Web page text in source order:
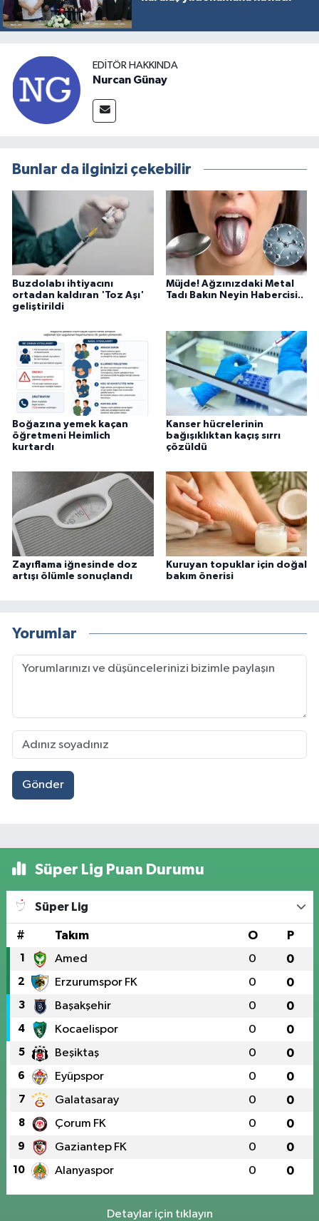
EDITÖR HAKKINDA
Nurcan Günay
Bunlar da ilginizi çekebilir
Buzdolabı ihtiyacını
ortadan kaldıran 'Toz Aşı'
geliştirildi
Müjde! Ağzınızdaki Metal
Tadı Bakın Neyin Habercisi..
Boğazına yemek kaçan
öğretmeni Heimlich
kurtardı
Kanser hücrelerinin
bağışıklıktan kaçış sırrı
çözüldü
Zayıflama iğnesinde doz
artışı ölümle sonuçlandı
Kuruyan topuklar için doğal
bakım önerisi
Yorumlar
Gönder
Süper Lig Puan Durumu
Süper Lig
# Takım O P
1 Amed 0 0
2 Erzurumspor FK 0 0
3 Başakşehir 0 0
4 Kocaelispor 0 0
5 Beşiktaş 0 0
6 Eyüpspor 0 0
7 Galatasaray 0 0
8 Çorum FK 0 0
9 Gaziantep FK 0 0
10 Alanyaspor 0 0
Detaylar için tıklayın